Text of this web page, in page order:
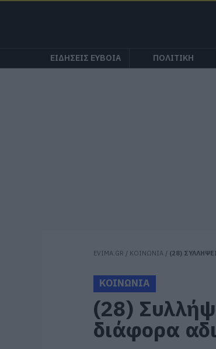
ΕΙΔΗΣΕΙΣ ΕΥΒΟΙΑ ΠΟΛΙΤΙΚΗ
EVIMA.GR / ΚΟΙΝΩΝΙΑ / (28)
ΚΟΙΝΩΝΙΑ
(28)
διάφορα